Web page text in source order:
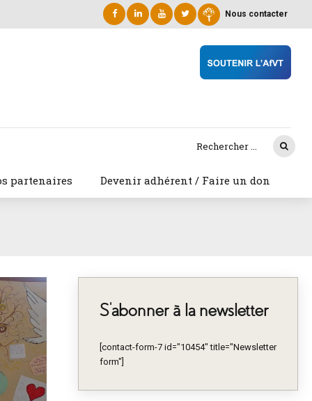
Nous contacter
partenaires Devenir adhérent / Faire un don
S’abonner à la newsletter
[contact-form-7 id="10454" title="Newsletter
form"]